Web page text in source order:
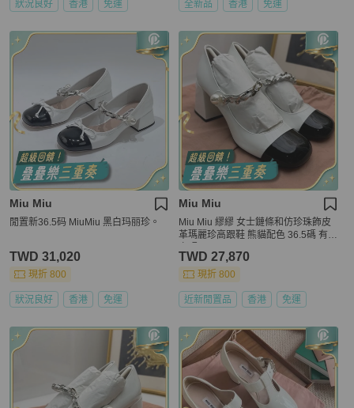
狀況良好 香港 免運 全新品 香港 免運
Miu Miu
閒置新36.5码 MiuMiu 黑白玛丽珍。
TWD 31,020
現折 800
狀況良好 香港 免運
Miu Miu
Miu Miu 繆繆 女士鏈條和仿珍珠飾皮
革瑪麗珍高跟鞋 熊貓配色 36.5碼 有其
TWD 27,870
現折 800
近新閒置品 香港 免運